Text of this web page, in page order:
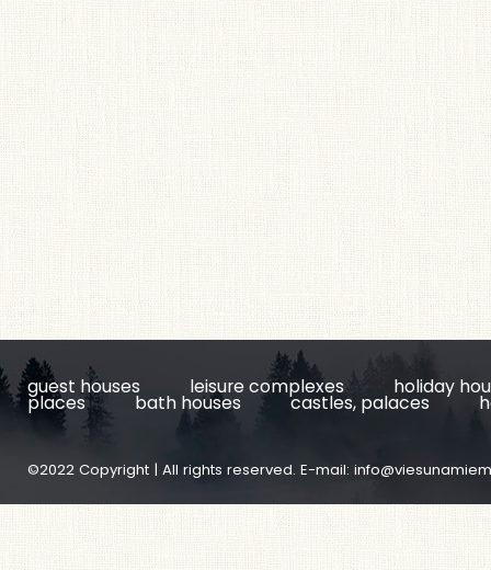
guest houses leisure complexes holiday
places bath houses castles, palaces
©2022 Copyright | All rights reserved. E-mail: